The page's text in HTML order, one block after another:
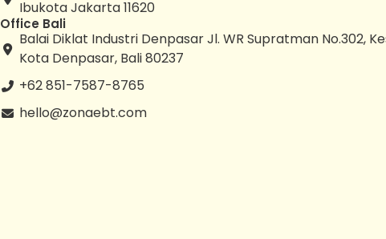
Ibukota Jakarta 11620
Office Bali
Balai Diklat Industri Denpasar Jl. WR Supratman No.302,
Kota Denpasar, Bali 80237
+62 851-7587-8765
hello@zonaebt.com